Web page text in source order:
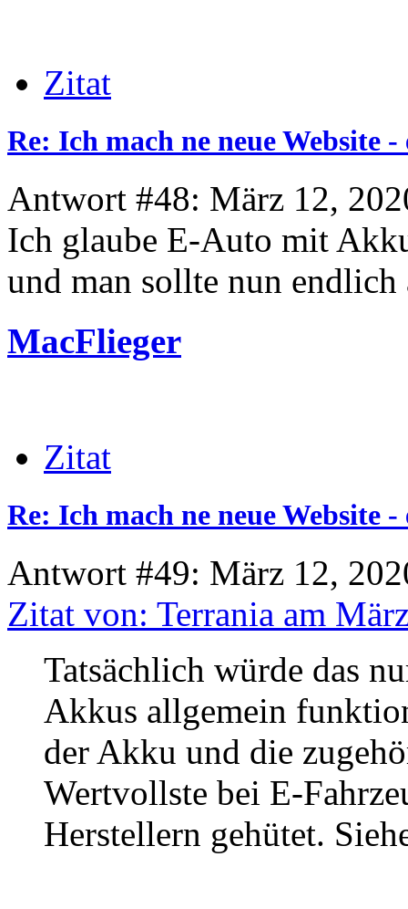
Zitat
Re: Ich mach ne neue Website -
Antwort #48: März 12,
Ich glaube E-Auto mit
und man sollte nun endlich
MacFlieger
Zitat
Re: Ich mach ne neue Website -
Antwort #49: März 12,
Zitat von: Terrania am
Tatsächlich würde das
Akkus allgemein
der Akku und die
Wertvollste bei E-
Herstellern gehütet.